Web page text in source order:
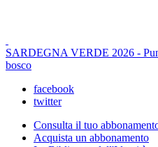
SARDEGNA VERDE 2026 -
bosco
facebook
twitter
Consulta il tuo
Acquista un abbonamento